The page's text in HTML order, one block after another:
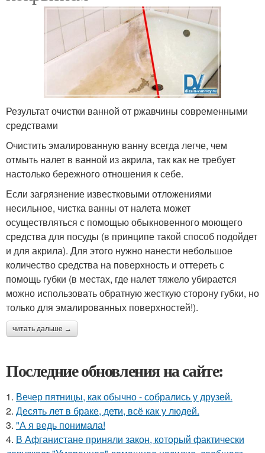
Результат очистки ванной от ржавчины современными
средствами
Очистить эмалированную ванну всегда легче, чем
отмыть налет в ванной из акрила, так как не требует
настолько бережного отношения к себе.
Если загрязнение известковыми отложениями
несильное, чистка ванны от налета может
осуществляться с помощью обыкновенного моющего
средства для посуды (в принципе такой способ подойдет
и для акрила). Для этого нужно нанести небольшое
количество средства на поверхность и оттереть с
помощь губки (в местах, где налет тяжело убирается
можно использовать обратную жесткую сторону губки, но
только для эмалированных поверхностей!).
читать дальше →
Последние обновления на сайте:
1. Вечер пятницы, как обычно - собрались у друзей.
2. Десять лет в браке, дети, всё как у людей.
3. "А я ведь понимала!
4. В Афганистане приняли закон, который фактически